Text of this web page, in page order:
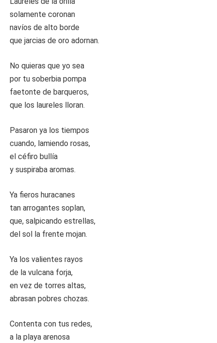
solamente coronan
navíos de alto borde
que jarcias de oro adornan.
No quieras que yo sea
por tu soberbia pompa
faetonte de barqueros,
que los laureles lloran.
Pasaron ya los tiempos
cuando, lamiendo rosas,
el céfiro bullía
y suspiraba aromas.
Ya fieros huracanes
tan arrogantes soplan,
que, salpicando estrellas,
del sol la frente mojan.
Ya los valientes rayos
de la vulcana forja,
en vez de torres altas,
abrasan pobres chozas.
Contenta con tus redes,
a la playa arenosa